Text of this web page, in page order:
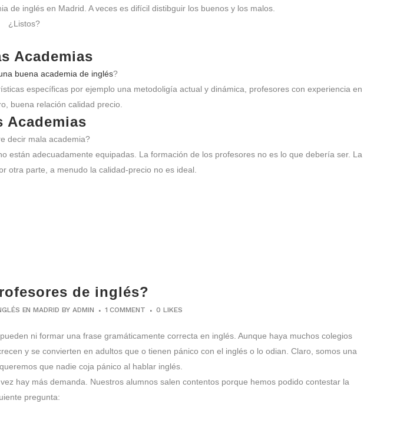
de inglés en Madrid. A veces es difícil distibguir los buenos y los malos.
¿Listos?
Academias
buena academia de inglés?
específicas por ejemplo una metodoligía actual y dinámica, profesores con experiencia en
buena relación calidad precio.
Academias
decir mala academia?
están adecuadamente equipadas. La formación de los profesores no es lo que debería ser. La
otra parte, a menudo la calidad-precio no es ideal.
de inglés?
EN MADRID BYADMIN 1 COMMENT 0 LIKES
ni formar una frase gramáticamente correcta en inglés. Aunque haya muchos colegios
y se convierten en adultos que o tienen pánico con el inglés o lo odian. Claro, somos una
que nadie coja pánico al hablar inglés.
hay más demanda. Nuestros alumnos salen contentos porque hemos podido contestar la
pregunta: